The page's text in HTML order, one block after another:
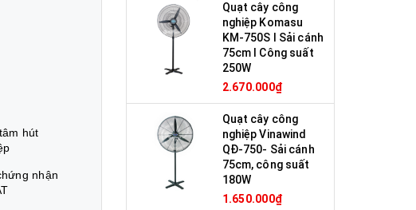
hút
nhận
Quạt cây công
nghiệp Komasu
KM-750S I Sải cánh
75cm I Công suất
250W
2.670.000₫
Quạt cây công
nghiệp Vinawind
QĐ-750- Sải cánh
75cm, công suất
180W
1.650.000₫